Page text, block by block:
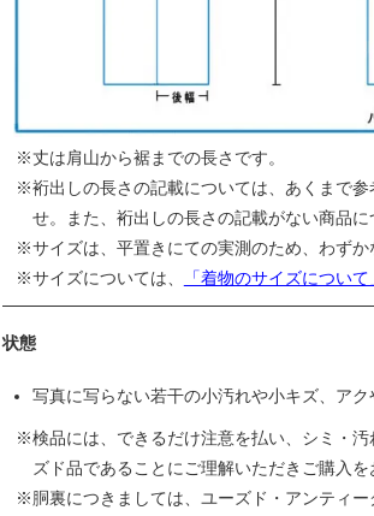
丈は肩山から裾までの長さです。
裄出しの長さの記載については、あくまで
せ。また、裄出しの長さの記載がない商品
サイズは、平置きにての実測のため、わずか
サイズについては、
「着物のサイズについて
状態
写真に写らない若干の小汚れや小キズ、ア
検品には、できるだけ注意を払い、シミ・
ズド品であることにご理解いただきご購入を
胴裏につきましては、ユーズド・アンティ